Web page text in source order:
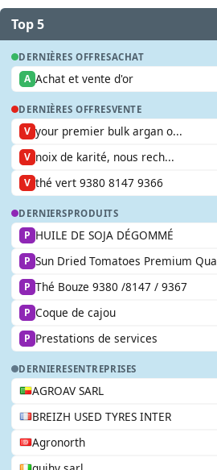
Top 5
DERNIÈRES OFFRESACHAT
A Achat et vente d'or
DERNIÈRES OFFRESVENTE
V your premier bulk argan o...
V noix de karité, nous rech...
V thé vert 9380 8147 9366
DERNIERSPRODUITS
P HUILE DE SOJA DÉGOMMÉ
P Sun Dried Tomatoes Premium Qua
P Thé Bouze 9380 /8147 / 9367
P Coque de cajou
P Prestations de services
DERNIERESENTREPRISES
AGROAV SARL
BREIZH USED TYRES INTER
Agronorth